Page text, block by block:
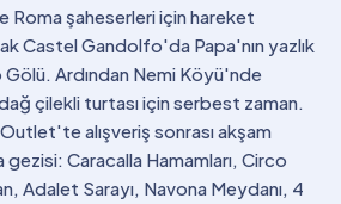
Roma şaheserleri için hareket
Castel Gandolfo'da Papa'nın yazlık
Gölü. Ardından Nemi Köyü'nde
çilekli turtası için serbest zaman.
alışveriş sonrası akşam
gezisi: Caracalla Hamamları, Circo
Adalet Sarayı, Navona Meydanı, 4